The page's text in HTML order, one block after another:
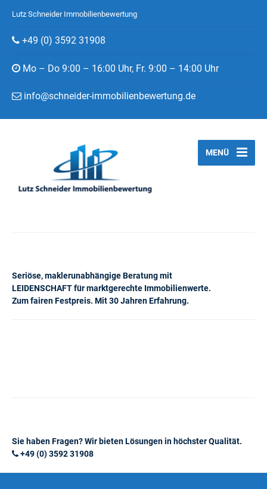
Lutz Schneider Immobilienbewertung
+49 (0) 3592 31908
Mo – Do 9:00 – 16:00 Uhr, Fr. 9:00 – 14:00 Uhr
info@schneider-immobilienbewertung.de
Seriöse, maklerunabhängige Beratung mit
LEIDENSCHAFT für marktgerechte Immobilienwerte.
Zum fairen Festpreis. Mit 30 Jahren Erfahrung.
MENÜ
Sie haben Fragen? Wir bieten Lösungen in höchster Qualität.
+49 (0) 3592 31908